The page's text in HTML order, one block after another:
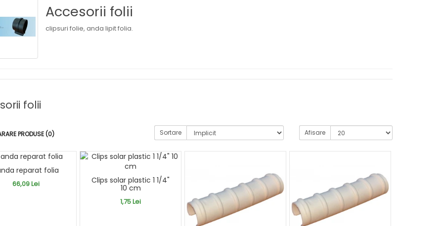
Accesorii folii
clipsuri folie, anda lipit folia.
folii
PRODUSE (0) Sortare Afisare
reparat folia
66,09 Lei
Clips solar plastic 1 1/4"
10 cm
1,75 Lei